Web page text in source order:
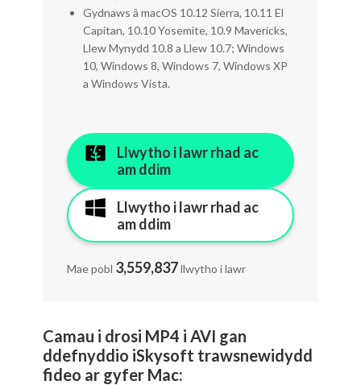
Gydnaws â macOS 10.12 Sierra, 10.11 El
Capitan, 10.10 Yosemite, 10.9 Mavericks,
Llew Mynydd 10.8 a Llew 10.7; Windows
10, Windows 8, Windows 7, Windows XP
a Windows Vista.
Llwytho i lawr rhad ac
am ddim
Llwytho i lawr rhad ac
am ddim
Mae pobl 3,559,837llwytho i lawr
Camau i drosi MP4 i AVI gan
ddefnyddio iSkysoft trawsnewidydd
fideo ar gyfer Mac: